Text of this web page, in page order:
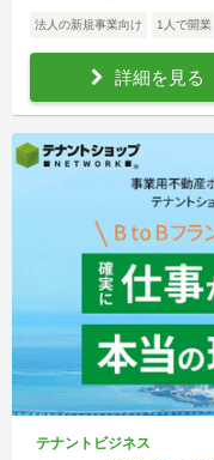
法人の新規事業向け 1人で開業
詳細を見る
テナントビジネス